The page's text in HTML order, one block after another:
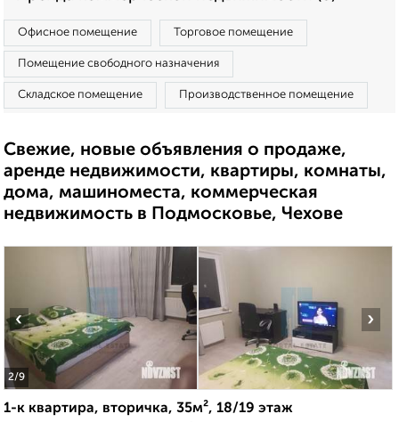
Офисное помещение Торговое помещение
Помещение свободного назначения
Складское помещение Производственное помещение
Свежие, новые объявления о продаже,
аренде недвижимости, квартиры, комнаты,
дома, машиноместа, коммерческая
недвижимость в Подмосковье, Чехове
2/9
‹ ›
1-к квартира, вторичка, 35м², 18/19 этаж